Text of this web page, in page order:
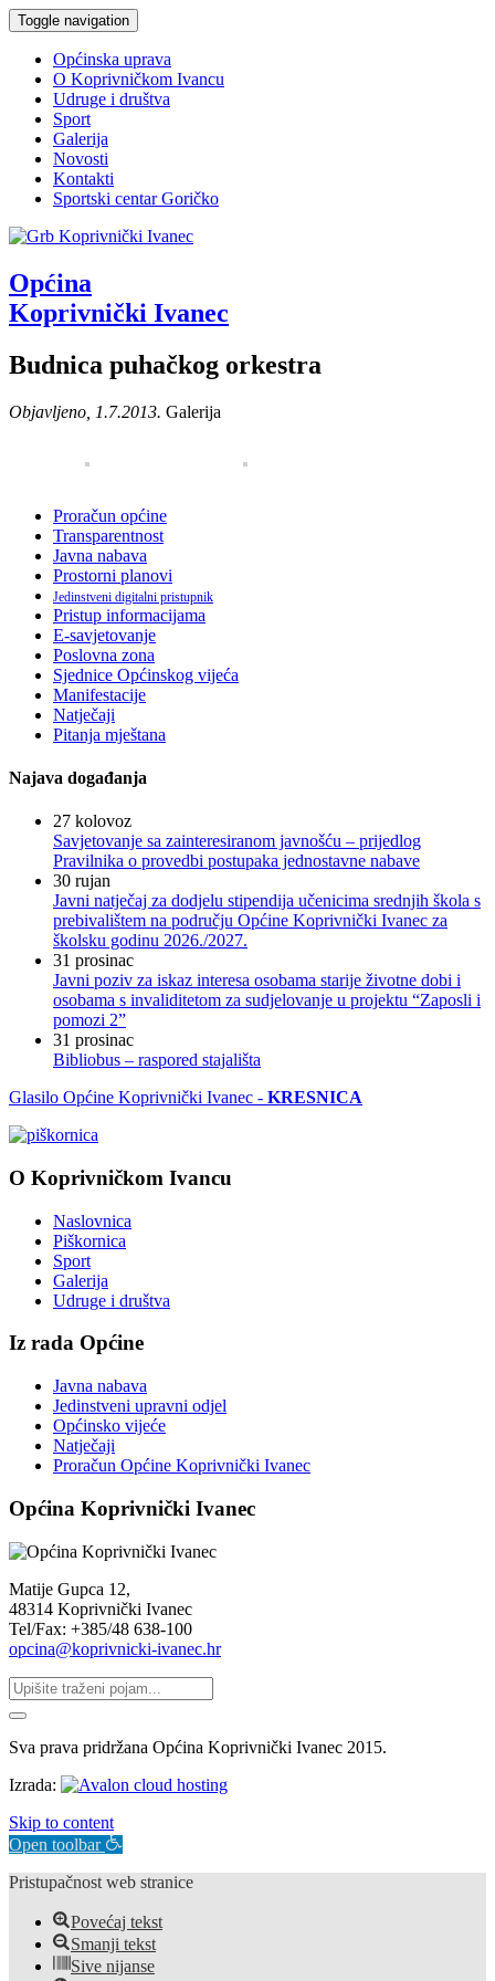
Toggle navigation
Općinska uprava
O Koprivničkom Ivancu
Udruge i društva
Sport
Galerija
Novosti
Kontakti
Sportski centar Goričko
Općina
Koprivnički Ivanec
Budnica puhačkog orkestra
Objavljeno, 1.7.2013. Galerija
Proračun općine
Transparentnost
Javna nabava
Prostorni planovi
Jedinstveni digitalni pristupnik
Pristup informacijama
E-savjetovanje
Poslovna zona
Sjednice Općinskog vijeća
Manifestacije
Natječaji
Pitanja mještana
Najava događanja
27 kolovoz
Savjetovanje sa zainteresiranom javnošću – prijedlog
Pravilnika o provedbi postupaka jednostavne nabave
30 rujan
Javni natječaj za dodjelu stipendija učenicima srednjih škola s
prebivalištem na području Općine Koprivnički Ivanec za
školsku godinu 2026./2027.
31 prosinac
Javni poziv za iskaz interesa osobama starije životne dobi i
osobama s invaliditetom za sudjelovanje u projektu “Zaposli i
pomozi 2”
31 prosinac
Bibliobus – raspored stajališta
Glasilo Općine Koprivnički Ivanec - KRESNICA
O Koprivničkom Ivancu
Naslovnica
Piškornica
Sport
Galerija
Udruge i društva
Iz rada Općine
Javna nabava
Jedinstveni upravni odjel
Općinsko vijeće
Natječaji
Proračun Općine Koprivnički Ivanec
Općina Koprivnički Ivanec
Matije Gupca 12,
48314 Koprivnički Ivanec
Tel/Fax: +385/48 638-100
opcina@koprivnicki-ivanec.hr
Sva prava pridržana Općina Koprivnički Ivanec 2015.
Izrada:
Skip to content
Open toolbar
Pristupačnost web stranice
Povećaj tekst
Smanji tekst
Sive nijanse